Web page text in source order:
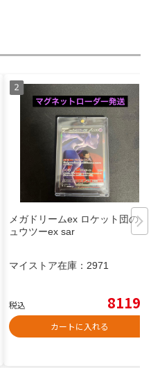
メガドリームex ロケット団のミ
ュウツーex sar
マイストア在庫： 2971
税込 8119
カートに入れる